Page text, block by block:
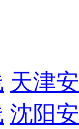
天津
沈阳